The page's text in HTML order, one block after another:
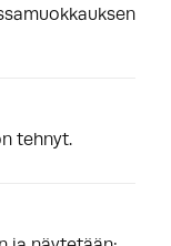
tehnyt.